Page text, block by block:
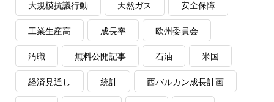
大規模抗議行動 天然ガス 安全保障
工業生産高 成長率 欧州委員会
汚職 無料公開記事 石油 米国
経済見通し 統計 西バルカン成長計画